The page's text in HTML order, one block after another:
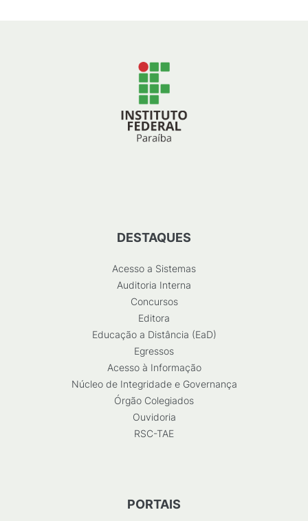
DESTAQUES
Acesso a Sistemas
Auditoria Interna
Concursos
Editora
Educação a Distância (EaD)
Egressos
Acesso à Informação
Núcleo de Integridade e Governança
Órgão Colegiados
Ouvidoria
RSC-TAE
PORTAIS